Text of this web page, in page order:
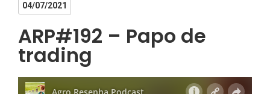
04/07/2021
ARP#192 – Papo de
trading